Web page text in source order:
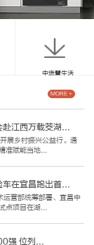
中燃慧生活
江西万载茭湖...
展乡村振兴公益行。通
准赋能当地...
在宜昌跑出首...
营部统筹部署、宜昌中
点项目在湖...
强 位列...
MORE +